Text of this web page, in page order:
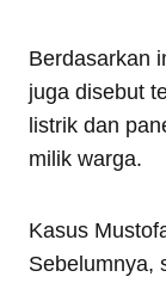
Berdasarkan
juga disebut
listrik dan
milik warga.
Kasus
Sebelumnya,